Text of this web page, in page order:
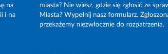
na
i na
miasta? Nie wiesz, gdzie się zgłosić ze
Miasta? Wypełnij nasz formularz.
przekażemy niezwłocznie do rozpatrzenia.